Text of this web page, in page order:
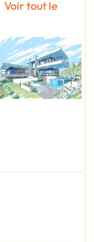
Voir tout le